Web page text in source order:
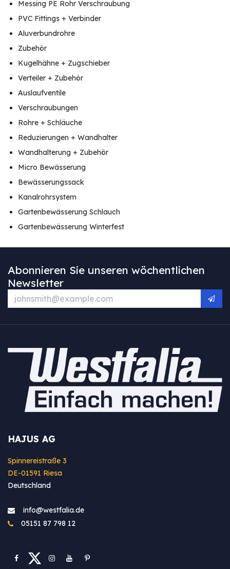
Messing PE Rohr Verschraubung
PVC Fittings + Verbinder
Aluverbundrohre
Zubehör
Kugelhähne + Zugschieber
Verteiler + Zubehör
Auslaufventile
Verschraubungen
Rohre + Schläuche
Reduzierungen + Wandhalter
Wandhalterung + Zubehör
Micro Bewässerung
Bewässerungssack
Kanalrohrsystem
Gartenbewässerung Schlauch
Gartenbewässerung Winterfest
Abonnieren Sie unseren wöchentlichen
Newsletter
HAJUS AG
Spinnereistraße 3
DE-01591 Riesa
Deutschland
info@westfa​lia.de
05151 87 798 12